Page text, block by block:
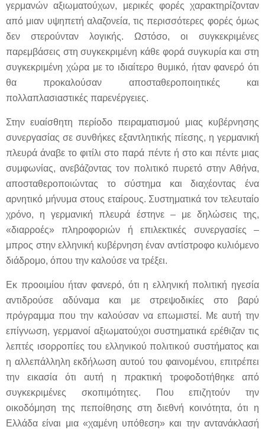
γερμανών αξιωματούχων, μερικές φορές χαρακτηρίζονταν
από μιαν υψηπετή αλαζονεία, τις περισσότερες φορές όμως
δεν στερούνταν λογικής. Ωστόσο, οι συγκεκριμένες
παρεμβάσεις στη συγκεκριμένη κάθε φορά συγκυρία και στη
συγκεκριμένη χώρα με το ιδιαίτερο θυμικό, ήταν φανερό ότι
θα προκαλούσαν αποσταθεροποιητικές και
πολλαπλασιαστικές παρενέργειες.
Στην ευαίσθητη περίοδο πειραματισμού μιας κυβέρνησης
συνεργασίας σε συνθήκες εξαντλητικής πίεσης, η γερμανική
πλευρά άναβε το φιτίλι στο παρά πέντε ή στο και πέντε μιας
συμφωνίας, ανεβάζοντας τον πολιτικό πυρετό στην Αθήνα,
αποσταθεροποιώντας το σύστημα και διαχέοντας ένα
αρνητικό μήνυμα στους εταίρους. Συστηματικά τον τελευταίο
χρόνο, η γερμανική πλευρά έστηνε – με δηλώσεις της,
«διαρροές» πληροφοριών ή επιλεκτικές συνεργασίες –
μπρος στην ελληνική κυβέρνηση έναν αντίστροφο κυλιόμενο
διάδρομο, όπου την καλούσε να τρέξει.
Εκ προοιμίου ήταν φανερό, ότι η ελληνική πολιτική ηγεσία
αντιδρούσε αδύναμα και με στρεψοδικίες στο βαρύ
πρόγραμμα που την καλούσαν να επωμιστεί. Με αυτή την
επίγνωση, γερμανοί αξιωματούχοι συστηματικά ερέθιζαν τις
λεπτές ισορροπίες του ελληνικού πολιτικού συστήματος και
η αλλεπάλληλη εκδήλωση αυτού του φαινομένου, επιτρέπει
την εικασία ότι αυτή η πρακτική τροφοδοτήθηκε από
συγκεκριμένες σκοπιμότητες. Που επιζητούν την
οικοδόμηση της πεποίθησης στη διεθνή κοινότητα, ότι η
Ελλάδα είναι μια «χαμένη υπόθεση» και την αντανάκλασή